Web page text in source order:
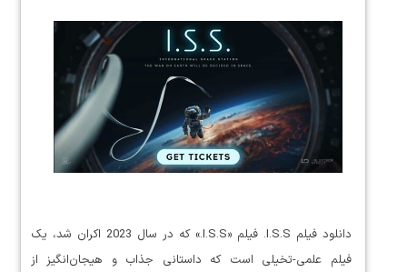
دانلود فیلم I.S.S. فیلم «I.S.S.» که در سال 2023 اکران شد، یک
فیلم علمی-تخیلی است که داستانی جذاب و هیجان‌انگیز از